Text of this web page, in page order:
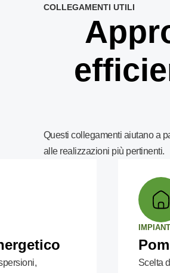
COLLEGAMENTI UTILI
Questi collegamenti aiutano a
alle realizzazioni più pertinenti.
Scelta